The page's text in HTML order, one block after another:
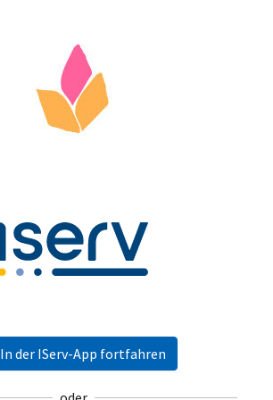
In der IServ-App fortfahren